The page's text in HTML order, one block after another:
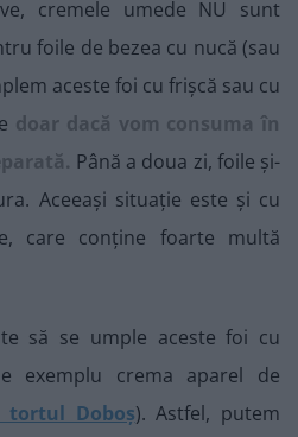
cremele umede NU sunt
foile de bezea cu nucă (sau
aceste foi cu frișcă sau cu
doar dacă vom consuma în
Până a doua zi, foile și-
Aceeași situație este și cu
care conține foarte multă
să se umple aceste foi cu
exemplu crema aparel de
tortul Doboș). Astfel, putem